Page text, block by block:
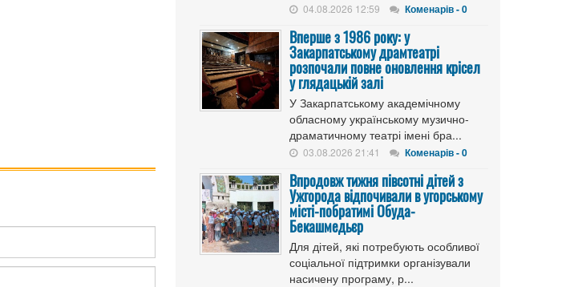
04.08.2026 12:59 Коменарів - 0
Вперше з 1986 року: у
Закарпатському драмтеатрі
розпочали повне оновлення крісел
у глядацькій залі
У Закарпатському академічному
обласному українському музично-
драматичному театрі імені бра...
03.08.2026 21:41 Коменарів - 0
Впродовж тижня півсотні дітей з
Ужгорода відпочивали в угорському
місті-побратимі Обуда-
Бекашмедьєр
Для дітей, які потребують особливої
соціальної підтримки організували
насичену програму, р...